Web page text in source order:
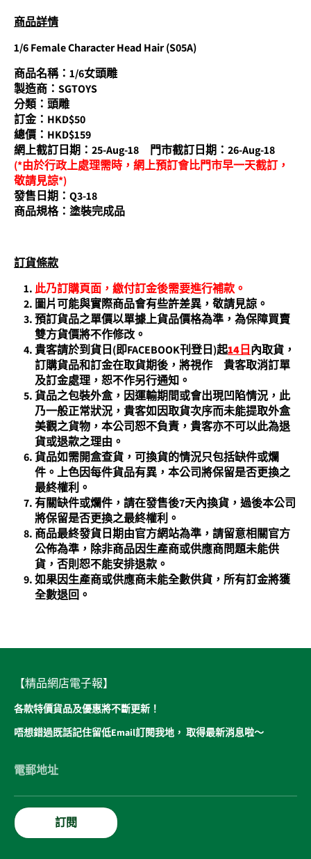
商品詳情
1/6 Female Character Head Hair (S05A)
商品名稱：1/6女頭雕
製造商：SGTOYS
分類： 頭雕
訂金：HKD$50
總價：HKD$159
網上截訂日期：25-Aug-18 門市截訂日期：26-Aug-18
(*由於行政上處理需時，網上預訂會比門市早一天截訂，
敬請見諒*)
發售日期：Q3-18
商品規格： 塗裝完成品
訂貨條款
此乃訂購頁面，繳付訂金後需要進行補款。
圖片可能與實際商品會有些許差異，敬請見諒。
預訂貨品之單價以單據上貨品價格為準，為保障買賣
雙方貨價將不作修改。
貴客請於到貨日(即FACEBOOK刊登日)起14日 內取貨，
訂購貨品和訂金在取貨期後，將視作 貴客取消訂單
及訂金處理，恕不作另行通知。
貨品之包裝外盒，因運輸期間或會出現凹陷情況，此
乃一般正常狀況，貴客如因取貨次序而未能提取外盒
美觀之貨物，本公司恕不負責，貴客亦不可以此為退
貨或退款之理由。
貨品如需開盒查貨，可換貨的情況只包括缺件或爛
件。上色因每件貨品有異，本公司將保留是否更換之
最終權利。
有關缺件或爛件，請在發售後7天內換貨，過後本公司
將保留是否更換之最終權利。
商品最終發貨日期由官方網站為準，請留意相關官方
公佈為準，除非商品因生產商或供應商問題未能供
貨，否則恕不能安排退款。
如果因生產商或供應商未能全數供貨，所有訂金將獲
全數退回。
【精品網店電子報】
各款特價貨品及優惠將不斷更新！
唔想錯過既話記住留低Email訂閱我地， 取得最新消息啦～
電郵地址
訂閱